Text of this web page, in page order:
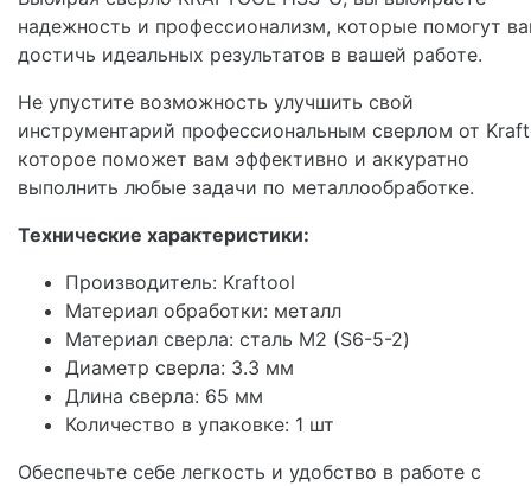
надежность и профессионализм, которые помогут
достичь идеальных результатов в вашей работе.
Не упустите возможность улучшить свой
инструментарий профессиональным сверлом от
которое поможет вам эффективно и аккуратно
выполнить любые задачи по металлообработке.
Технические характеристики:
Производитель: Kraftool
Материал обработки: металл
Материал сверла: сталь М2 (S6-5-2)
Диаметр сверла: 3.3 мм
Длина сверла: 65 мм
Количество в упаковке: 1 шт
Обеспечьте себе легкость и удобство в работе с